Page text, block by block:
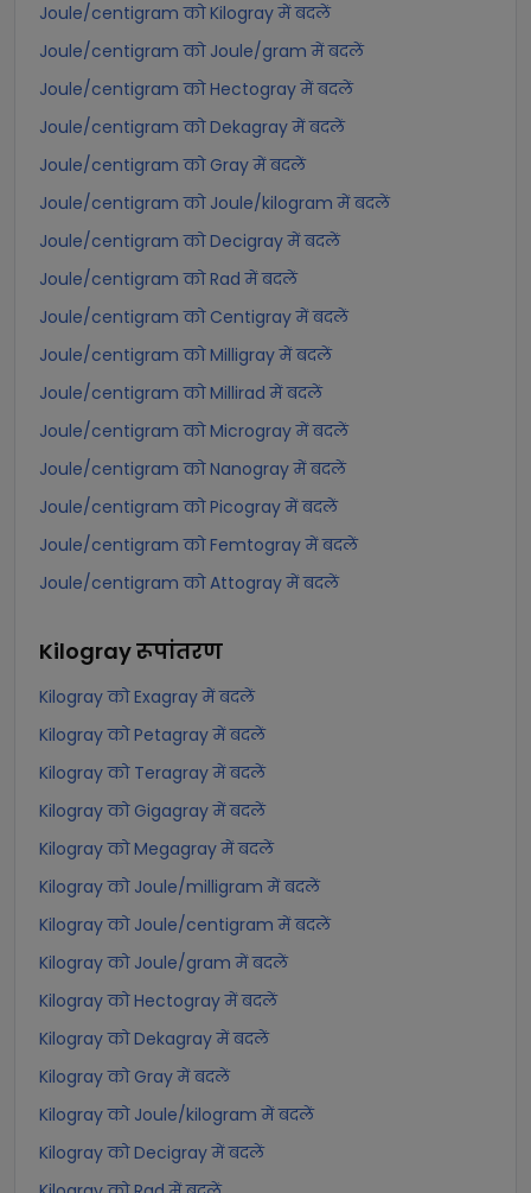
Joule/centigram को Kilogray में बदलें
Joule/centigram को Joule/gram में बदलें
Joule/centigram को Hectogray में बदलें
Joule/centigram को Dekagray में बदलें
Joule/centigram को Gray में बदलें
Joule/centigram को Joule/kilogram में बदलें
Joule/centigram को Decigray में बदलें
Joule/centigram को Rad में बदलें
Joule/centigram को Centigray में बदलें
Joule/centigram को Milligray में बदलें
Joule/centigram को Millirad में बदलें
Joule/centigram को Microgray में बदलें
Joule/centigram को Nanogray में बदलें
Joule/centigram को Picogray में बदलें
Joule/centigram को Femtogray में बदलें
Joule/centigram को Attogray में बदलें
Kilograyरूपांतरण
Kilogray को Exagray में बदलें
Kilogray को Petagray में बदलें
Kilogray को Teragray में बदलें
Kilogray को Gigagray में बदलें
Kilogray को Megagray में बदलें
Kilogray को Joule/milligram में बदलें
Kilogray को Joule/centigram में बदलें
Kilogray को Joule/gram में बदलें
Kilogray को Hectogray में बदलें
Kilogray को Dekagray में बदलें
Kilogray को Gray में बदलें
Kilogray को Joule/kilogram में बदलें
Kilogray को Decigray में बदलें